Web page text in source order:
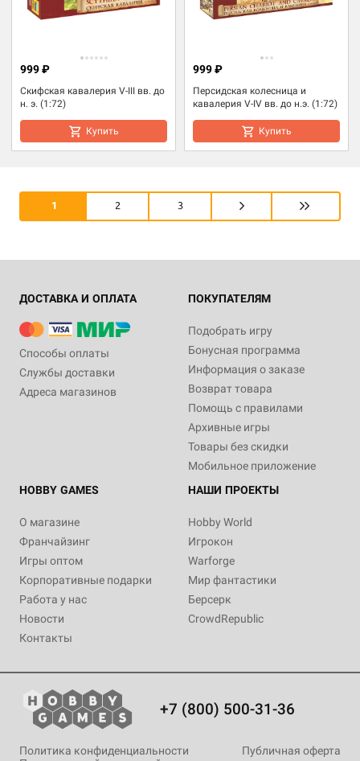
Скифская кавалерия V-III вв. до
н. э. (1:72)
999 ₽
Купить
Персидская колесница и
кавалерия V-IV вв. до н.э. (1:72)
999 ₽
Купить
1 2 3
ДОСТАВКА И ОПЛАТА
Способы оплаты
Службы доставки
Адреса магазинов
ПОКУПАТЕЛЯМ
Подобрать игру
Бонусная программа
Информация о заказе
Возврат товара
Помощь с правилами
Архивные игры
Товары без скидки
Мобильное приложение
HOBBY GAMES
О магазине
Франчайзинг
Игры оптом
Корпоративные подарки
Работа у нас
Новости
Контакты
НАШИ ПРОЕКТЫ
Hobby World
Игрокон
Warforge
Мир фантастики
Берсерк
CrowdRepublic
+7 (800) 500-31-36
Политика конфиденциальности
Публичная оферта